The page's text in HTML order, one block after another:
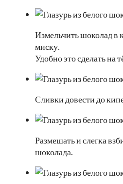
Измельчить шоколад в
миску.
Удобно это сделать на
Сливки довести до
Размешать и слегка
шоколада.